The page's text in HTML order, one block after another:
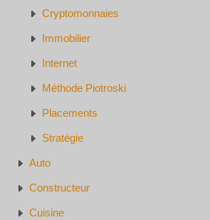
Cryptomonnaies
Immobilier
Internet
Méthode Piotroski
Placements
Stratégie
Auto
Constructeur
Cuisine